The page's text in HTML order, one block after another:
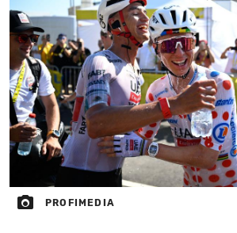
PROFIMEDIA